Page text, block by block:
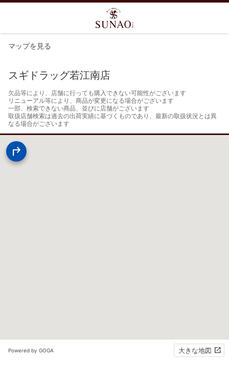
マップを見る
スギドラッグ若江南店
欠品等により、店舗に行っても購入できない可能性がございます
リニューアル等により、商品が変更になる場合がございます
一部、検索できない商品、並びに店舗がございます
取扱店舗検索は過去の出荷実績に基づくものであり、最新の取扱状況とは異
なる場合がございます
Powered by GOGA 大きな地図